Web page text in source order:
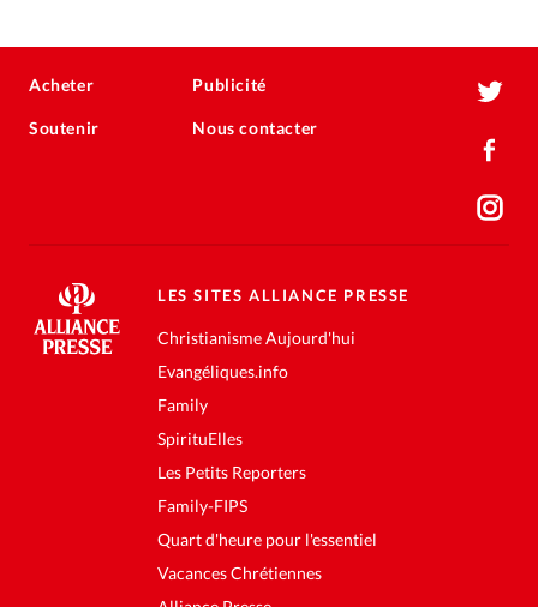
Acheter
Soutenir
Publicité
Nous contacter
LES SITES ALLIANCE PRESSE
Christianisme Aujourd'hui
Evangéliques.info
Family
SpirituElles
Les Petits Reporters
Family-FIPS
Quart d'heure pour l'essentiel
Vacances Chrétiennes